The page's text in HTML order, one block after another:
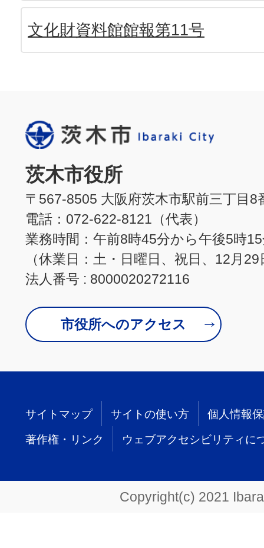
文化財資料館館報第11号
茨木市役所
〒567-8505 大阪府茨木市駅前三丁目8
電話：072-622-8121（代表）
業務時間：午前8時45分から午後5時
（休業日：土・日曜日、祝日、12月
法人番号 : 8000020272116
市役所へのアクセス
サイトマップ サイトの使い方 個人情報
著作権・リンク ウェブアクセシビリティに
Copyright(c) 2021